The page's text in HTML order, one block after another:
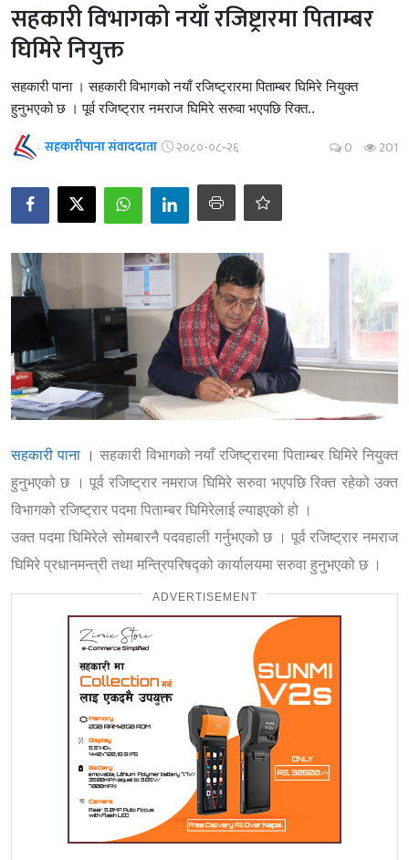
सहकारी विभागको नयाँ रजिष्ट्रारमा पिताम्बर
घिमिरे नियुक्त
सहकारी पाना । सहकारी विभागको नयाँ रजिष्ट्रारमा पिताम्बर घिमिरे नियुक्त
हुनुभएको छ । पूर्व रजिष्ट्रार नमराज घिमिरे सरुवा भएपछि रिक्त..
सहकारीपाना संवाददाता २०८०-०८-२६ 0 201
सहकारी पाना । सहकारी विभागको नयाँ रजिष्ट्रारमा पिताम्बर घिमिरे नियुक्त
हुनुभएको छ । पूर्व रजिष्ट्रार नमराज घिमिरे सरुवा भएपछि रिक्त रहेको उक्त
विभागको रजिष्ट्रार पदमा पिताम्बर घिमिरेलाई ल्याइएको हो ।
उक्त पदमा घिमिरेले सोमबारनै पदवहाली गर्नुभएको छ । पूर्व रजिष्ट्रार नमराज
घिमिरे प्रधानमन्त्री तथा मन्त्रिपरिषद्को कार्यालयमा सरुवा हुनुभएको छ ।
ADVERTISEMENT